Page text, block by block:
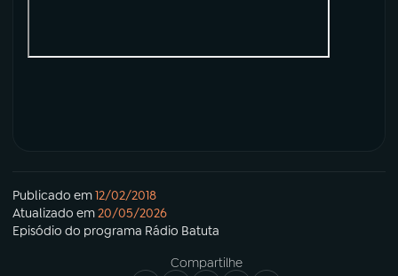
Publicado em12/02/2018
Atualizado em20/05/2026
Episódio do programa Rádio Batuta
Compartilhe